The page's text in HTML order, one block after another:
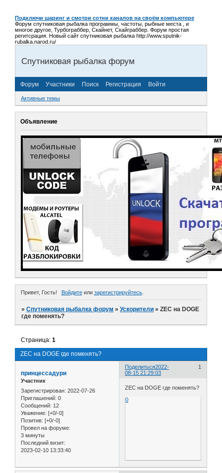
Подключи шаринг и смотри сотни каналов на своём компьютере
Форум спутниковая рыбалка программы, частоты, рыбные места , и
многое другое, Турбограббер, Скайнет, Скайграббер. Форум простая
регитсрация. Новый сайт спутниковая рыбалка http://www.sputnik-
rubalka.narod.ru/
Спутниковая рыбалка форум
Форум Участники Поиск Регистрация Войти
Активные темы
Объявление
Привет, Гость! Войдитеили зарегистрируйтесь.
»Спутниковая рыбалка форум »Ускорители »ZEC на DOGE
где поменять?
ZEC на DOGE где поменять?
Страница:1
Поделиться 1
2022-
08-15 21:29:03
принцессадури
Участник
Зарегистрирован: 2022-07-26
Приглашений: 0
Сообщений: 12
Уважение: [+0/-0]
Позитив: [+0/-0]
Провел на форуме:
3 минуты
Последний визит:
2023-02-10 13:33:40
ZEC на DOGE где поменять?
0